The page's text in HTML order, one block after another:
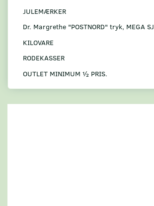
JULEMÆRKER
Dr. Margrethe "POSTNORD" tryk, MEGA
KILOVARE
RODEKASSER
OUTLET MINIMUM ½ PRIS.